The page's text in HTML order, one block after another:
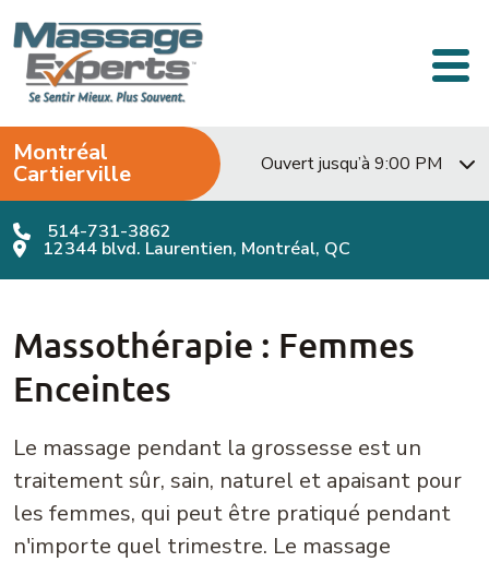
Navigation principale
Montréal
Cartierville Ouvert jusqu’à 9:00 PM
514-731-3862
12344 blvd. Laurentien, Montréal, QC
Massothérapie : Femmes
Enceintes
Le massage pendant la grossesse est un
traitement sûr, sain, naturel et apaisant pour
les femmes, qui peut être pratiqué pendant
n'importe quel trimestre. Le massage